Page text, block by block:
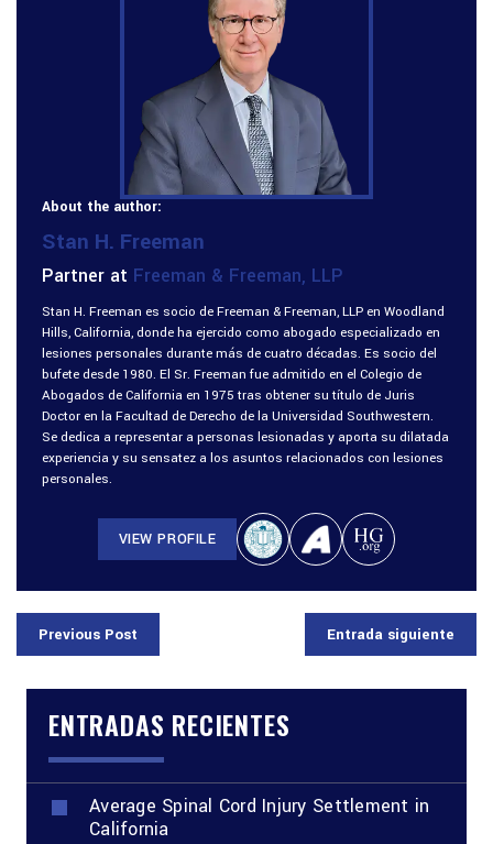
About the author:
Stan H. Freeman
Partner at Freeman & Freeman, LLP
Stan H. Freeman es socio de Freeman & Freeman, LLP en Woodland
Hills, California, donde ha ejercido como abogado especializado en
lesiones personales durante más de cuatro décadas. Es socio del
bufete desde 1980. El Sr. Freeman fue admitido en el Colegio de
Abogados de California en 1975 tras obtener su título de Juris
Doctor en la Facultad de Derecho de la Universidad Southwestern.
Se dedica a representar a personas lesionadas y aporta su dilatada
experiencia y su sensatez a los asuntos relacionados con lesiones
personales.
VIEW PROFILE
Previous Post Entrada siguiente
ENTRADAS RECIENTES
Average Spinal Cord Injury Settlement in
California